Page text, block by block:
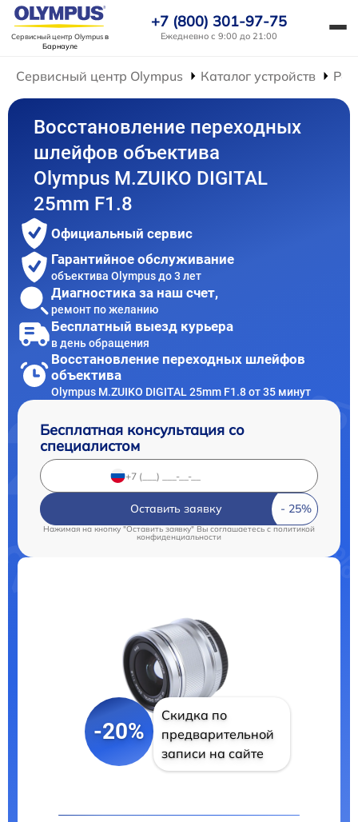
Сервисный центр Olympusв
Барнауле
+7 (800) 301-97-75
Ежедневно с 9:00 до 21:00
Сервисный центр Olympus Каталог устройств
Восстановление переходных
шлейфов объектива
Olympus M.ZUIKO DIGITAL
25mm F1.8
Официальный сервис
Гарантийное обслуживание
объектива Olympus до 3 лет
Диагностика за наш счет,
ремонт по желанию
Бесплатный выезд курьера
в день обращения
Восстановление переходных шлейфов
объектива
Olympus M.ZUIKO DIGITAL 25mm F1.8 от 35 минут
Бесплатная консультация со
специалистом
Оставить заявку
Нажимая на кнопку "Оставить заявку" Вы соглашаетесь c политикой
конфиденциальности
-20%
Скидка по
предварительной
записи на сайте